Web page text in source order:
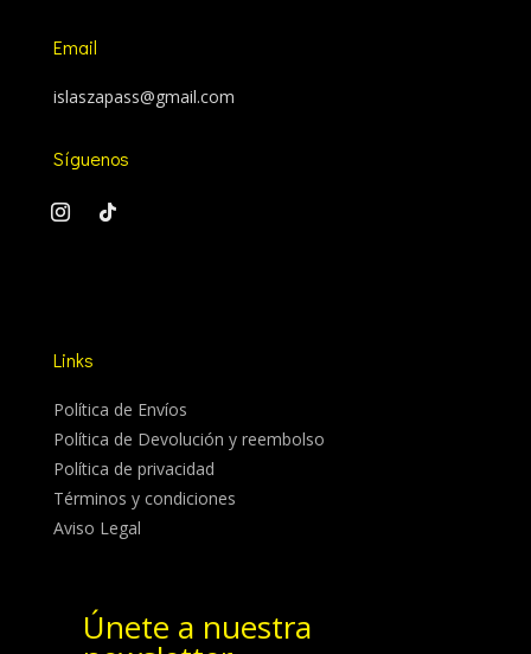
Email
islaszapass@gmail.com
Síguenos
Links
Política de Envíos
Política de Devolución y reembolso
Política de privacidad
Términos y condiciones
Aviso Legal
Únete a nuestra